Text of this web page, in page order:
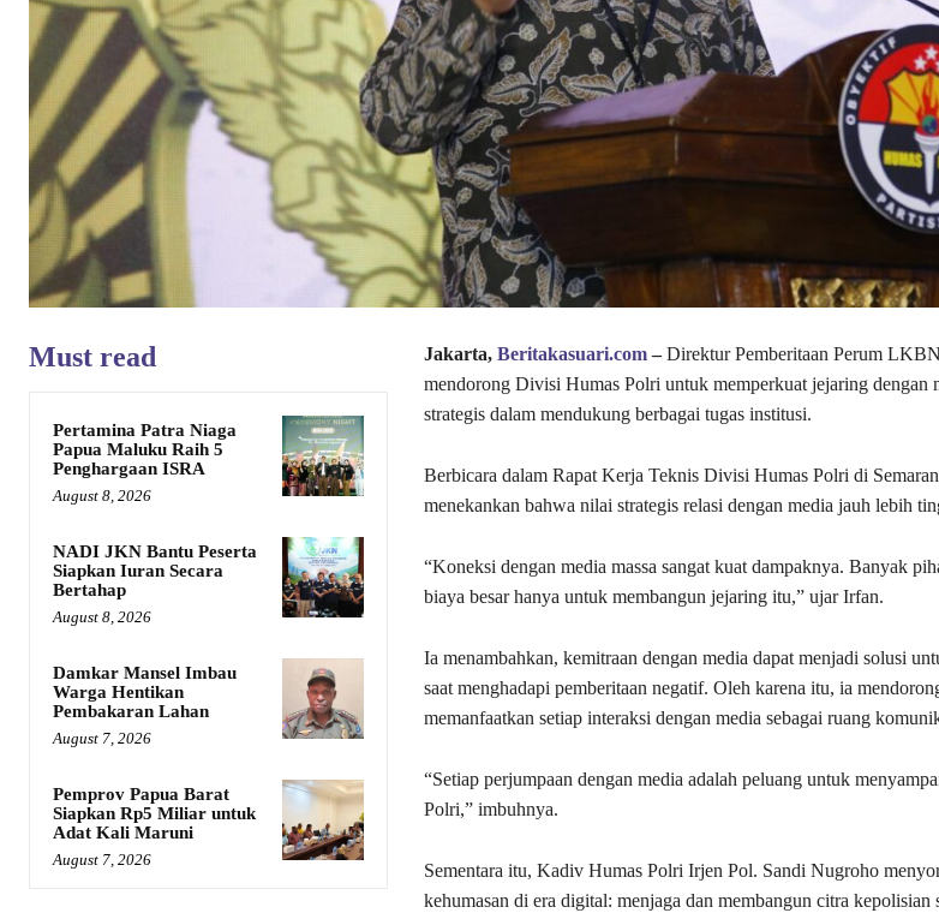
Must read
Pertamina Patra Niaga
Papua Maluku Raih 5
Penghargaan ISRA
August 8, 2026
NADI JKN Bantu Peserta
Siapkan Iuran Secara
Bertahap
August 8, 2026
Damkar Mansel Imbau
Warga Hentikan
Pembakaran Lahan
August 7, 2026
Pemprov Papua Barat
Siapkan Rp5 Miliar untuk
Adat Kali Maruni
August 7, 2026
Jakarta, Beritakasuari.com–Direktur Pemberitaan Perum
mendorong Divisi Humas Polri untuk memperkuat jejaring dengan
strategis dalam mendukung berbagai tugas institusi.
Berbicara dalam Rapat Kerja Teknis Divisi Humas Polri di
menekankan bahwa nilai strategis relasi dengan media jauh lebih
“Koneksi dengan media massa sangat kuat dampaknya. Banyak
biaya besar hanya untuk membangun jejaring itu,” ujar Irfan.
Ia menambahkan, kemitraan dengan media dapat menjadi solusi
saat menghadapi pemberitaan negatif. Oleh karena itu, ia
memanfaatkan setiap interaksi dengan media sebagai ruang
“Setiap perjumpaan dengan media adalah peluang untuk
Polri,” imbuhnya.
Sementara itu, Kadiv Humas Polri Irjen Pol. Sandi Nugroho
kehumasan di era digital: menjaga dan membangun citra kepolisian